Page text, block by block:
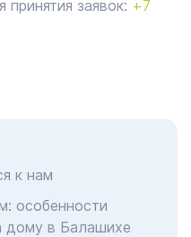
заявок: +7
к нам
особенности
дому в Балашихе